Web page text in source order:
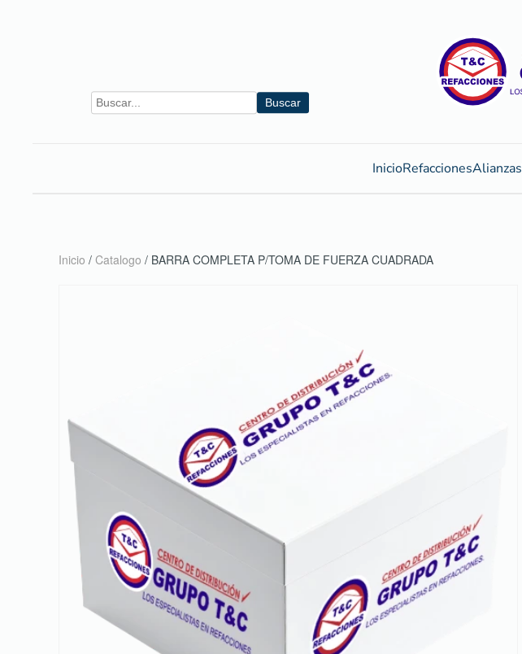
Buscar
InicioRefaccionesAlianzas
Inicio / Catalogo / BARRA COMPLETA P/TOMA DE FUERZA CUADRADA